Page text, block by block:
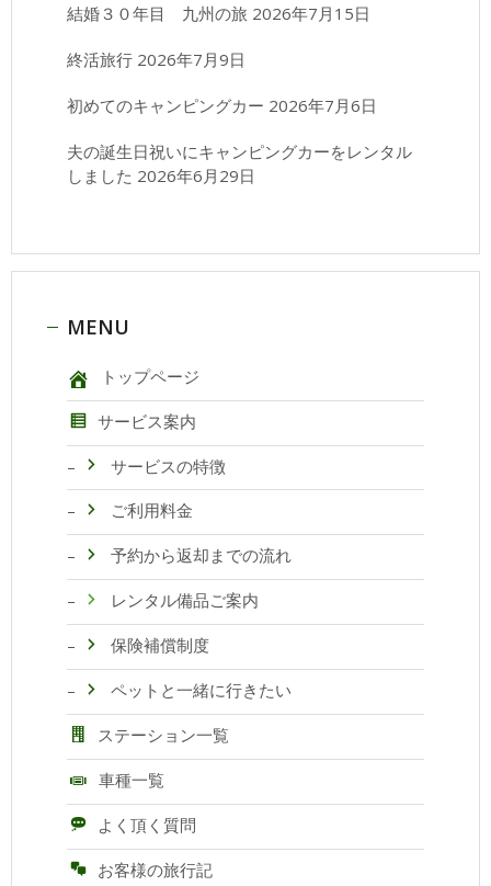
結婚３０年目 九州の旅 2026年7月15日
終活旅行 2026年7月9日
初めてのキャンピングカー 2026年7月6日
夫の誕生日祝いにキャンピングカーをレンタル
しました 2026年6月29日
MENU
トップページ
サービス案内
サービスの特徴
ご利用料金
予約から返却までの流れ
レンタル備品ご案内
保険補償制度
ペットと一緒に行きたい
ステーション一覧
車種一覧
よく頂く質問
お客様の旅行記